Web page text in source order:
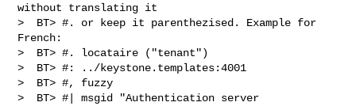
without translating it
>  BT> #. or keep it parenthezised. Example for
French:
>  BT> #. locataire ("tenant")
>  BT> #: ../keystone.templates:4001
>  BT> #, fuzzy
>  BT> #| msgid "Authentication server